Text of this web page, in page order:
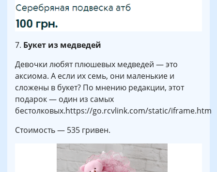
7. Букет из медведей
Девочки любят плюшевых медведей — это
аксиома. А если их семь, они маленькие и
сложены в букет? По мнению редакции, этот
подарок — один из самых
бестолковых.https://go.rcvlink.com/static/iframe.htm
Стоимость — 535 гривен.